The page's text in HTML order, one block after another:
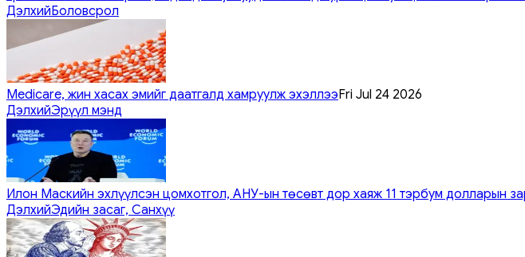
ДэлхийБоловсрол
Medicare, жин хасах эмийг даатгалд хамруулж эхэллээFri Jul 24 2026
ДэлхийЭрүүл мэнд
Илон Маскийн эхлүүлсэн цомхотгол, АНУ-ын төсөвт дор хаяж 11 тэрбум долларын
ДэлхийЭдийн засаг, Санхүү